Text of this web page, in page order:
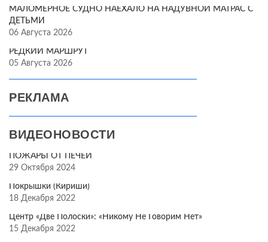
МАЛОМЕРНОЕ СУДНО НАЕХАЛО НА НАДУВНОЙ МАТРАС С
ДЕТЬМИ
06 Августа 2026
РЕДКИЙ МАРШРУТ
05 Августа 2026
РЕКЛАМА
ВИДЕОНОВОСТИ
ПОЖАРЫ ОТ ПЕЧЕЙ
29 Октября 2024
Покрышки (Кириши)
18 Декабря 2022
Центр «Две Полоски»: «Никому Не Говорим Нет»
15 Декабря 2022